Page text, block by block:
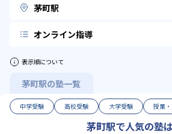
茅町駅
オンライン指導
表示順について
茅町駅の塾一覧
中学受験 高校受験 大学受験 授業
茅町駅で人気の塾